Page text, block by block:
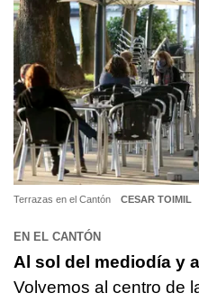
Terrazas en el Cantón CESAR TOIMIL
EN EL CANTÓN
Al sol del mediodía y
Volvemos al centro de